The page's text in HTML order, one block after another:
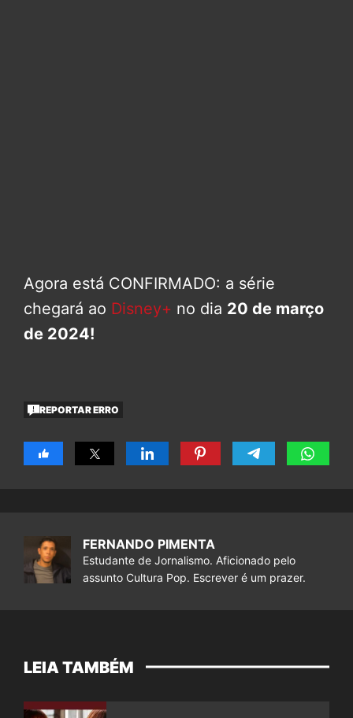
Agora está CONFIRMADO: a série
chegará ao Disney+ no dia 20 de março
de 2024!
REPORTAR ERRO
FERNANDO PIMENTA
Estudante de Jornalismo. Aficionado pelo
assunto Cultura Pop. Escrever é um prazer.
LEIA TAMBÉM